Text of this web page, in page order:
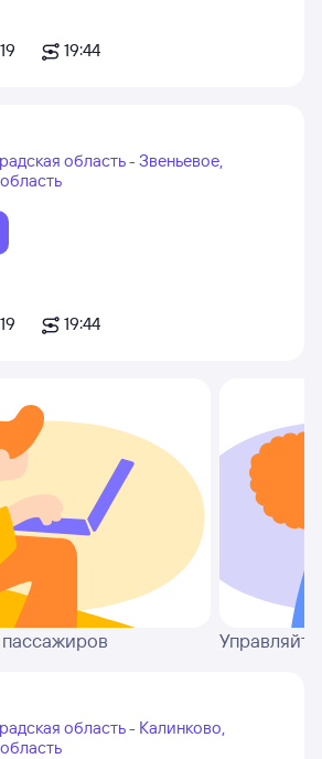
19:44
область - Звеньевое,
19:44
область - Калинково,